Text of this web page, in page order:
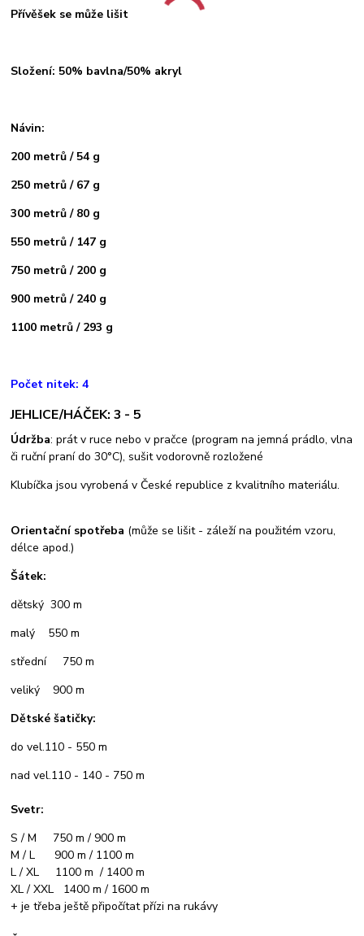
Přívěšek se může lišit
Složení: 50% bavlna/50% akryl
Návin:
200 metrů / 54 g
250 metrů / 67 g
300 metrů / 80 g
550 metrů / 147 g
750 metrů / 200 g
900 metrů / 240 g
1100 metrů / 293 g
Počet nitek: 4
JEHLICE/HÁČEK: 3 - 5
Údržba: prát v ruce nebo v pračce (program na jemná prádlo, vlna
či ruční praní do 30°C), sušit vodorovně rozložené
Klubíčka jsou vyrobená v České republice z kvalitního materiálu.
Orientační spotřeba (může se lišit - záleží na použitém vzoru,
délce apod.)
Šátek:
dětský 300 m
malý 550 m
střední 750 m
veliký 900 m
Dětské šatičky:
do vel.110 - 550 m
nad vel.110 - 140 - 750 m
Svetr:
S / M 750 m / 900 m
M / L 900 m / 1100 m
L / XL 1100 m / 1400 m
XL / XXL 1400 m / 1600 m
+ je třeba ještě připočítat přízi na rukávy